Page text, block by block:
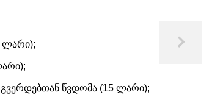
ლარი);
გვერდებთან წვდომა (15 ლარი);